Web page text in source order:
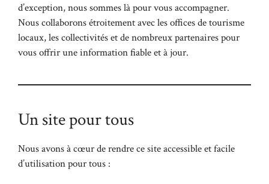
d’exception, nous sommes là pour vous accompagner.
Nous collaborons étroitement avec les offices de tourisme
locaux, les collectivités et de nombreux partenaires pour
vous offrir une information fiable et à jour.
Un site pour tous
Nous avons à cœur de rendre ce site accessible et facile
d’utilisation pour tous :